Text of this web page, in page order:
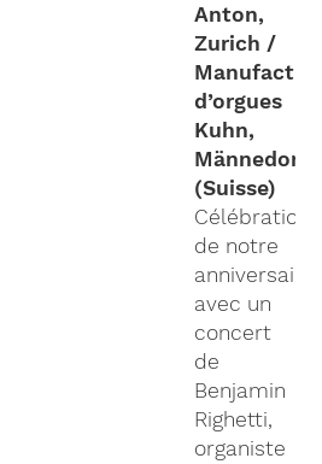
Anton,
Zurich /
d’orgues
Kuhn,
Männedorf
(Suisse)
Célébration
de notre
anniversaire
avec un
concert
de
Benjamin
Righetti,
organiste